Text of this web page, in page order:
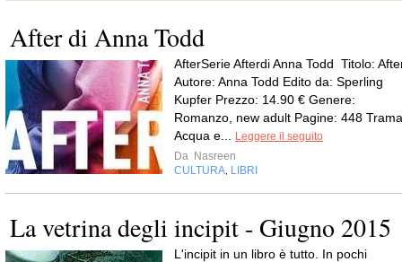
After di Anna Todd
AfterSerie Afterdi Anna Todd Titolo:
Autore: Anna Todd Edito da: Sperling
Kupfer Prezzo: 14.90 € Genere:
Romanzo, new adult Pagine: 448
Acqua e...
Leggere il seguito
Da Nasreen
CULTURA LIBRI
La vetrina degli incipit - Giugno 2015
L'incipit in un libro è tutto. In pochi